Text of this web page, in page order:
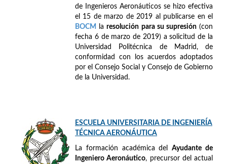
de Ingenieros Aeronáuticos se hizo efectiva
el 15 de marzo de 2019 al publicarse en el
BOCM
laresolución para su supresión(con
fecha 6 de marzo de 2019) a solicitud de la
Universidad Politécnica de Madrid, de
conformidad con los acuerdos adoptados
por el Consejo Social y Consejo de Gobierno
de la Universidad.
ESCUELA UNIVERSITARIA DE INGENIERÍA
TÉCNICA AERONÁUTICA
La formación académica delAyudante de
Ingeniero Aeronáutico, precursor del actual